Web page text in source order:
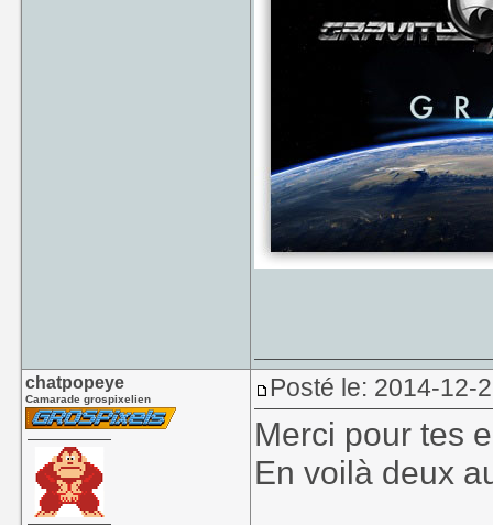
chatpopeye
Camarade grospixelien Posté le: 2014-12-
Merci pour tes
En voilà deux